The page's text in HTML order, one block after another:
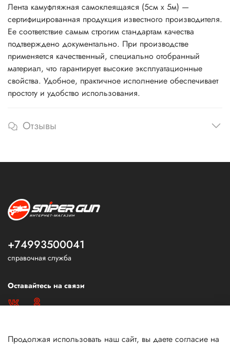
Лента камуфляжная самоклеящаяся (5см х 5м) —
сертифицированная продукция известного производителя.
Ее соответствие самым строгим стандартам качества
подтверждено документально. При производстве
применяется качественный, специально отобранный
материал, что гарантирует высокие эксплуатационные
свойства. Удобное, практичное исполнение обеспечивает
простоту и удобство использования.
Отзывы
+74993500041
справочная служба
Оставайтесь на связи
Продолжая использовать наш сайт, вы даете согласие на